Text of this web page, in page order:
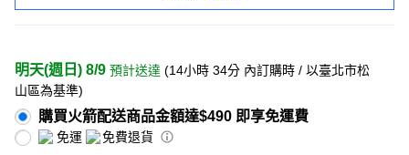
明天(週日) 8/9 預計送達 (14小時 34分 內訂購時 / 以臺北市松
山區為基準)
購買火箭配送商品金額達$490 即享免運費
免運 免費退貨